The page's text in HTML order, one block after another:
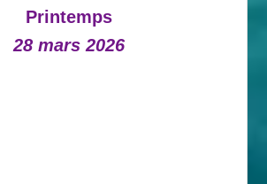
Printemps
28 mars 2026